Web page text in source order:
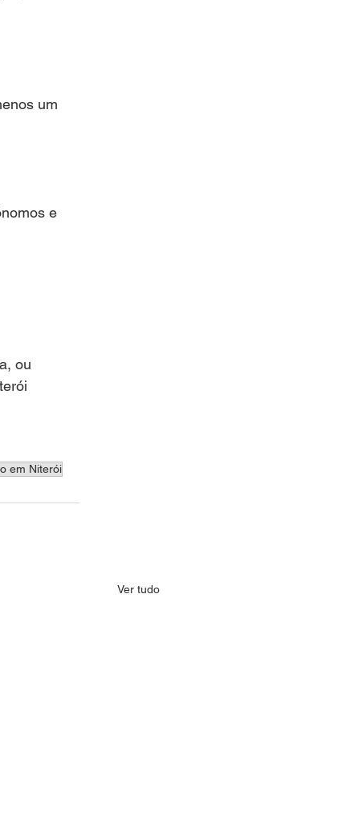
um
e
ou
em Niterói
Ver tudo